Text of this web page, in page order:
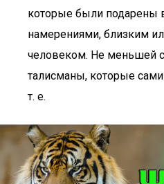
которые были подарены
намерениями, близким
человеком. Не меньшей
талисманы, которые
т. е.